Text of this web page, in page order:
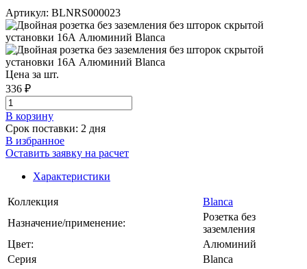
Артикул: BLNRS000023
Цена за шт.
336 ₽
В корзинy
Срок поставки: 2 дня
В избранное
Оставить заявку на расчет
Характеристики
Коллекция
Blanca
Назначение/применение:
Розетка без
заземления
Цвет:
Алюминий
Серия
Blanca